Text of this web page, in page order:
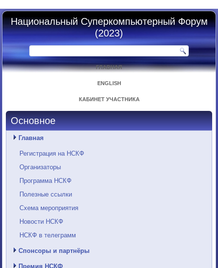
Национальный Суперкомпьютерный Форум
(2023)
ГЛАВНАЯ
ENGLISH
КАБИНЕТ УЧАСТНИКА
Основное
Главная
Регистрация на НСКФ
Организаторы
Программа НСКФ
Полезные ссылки
Схема мероприятия
Новости НСКФ
НСКФ в телеграмм
Спонсоры и партнёры
Премия НСКФ